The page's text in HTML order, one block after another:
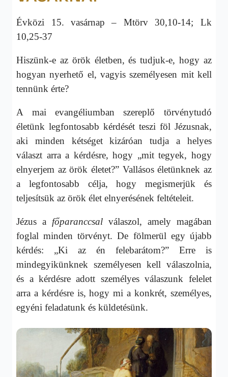
Évközi 15. vasárnap – Mtörv 30,10-14; Lk
10,25-37
Hiszünk-e az örök életben, és tudjuk-e, hogy az
hogyan nyerhető el, vagyis személyesen mit kell
tennünk érte?
A mai evangéliumban szereplő törvénytudó
életünk legfontosabb kérdését teszi föl Jézusnak,
aki minden kétséget kizáróan tudja a helyes
választ arra a kérdésre, hogy „mit tegyek, hogy
elnyerjem az örök életet?” Vallásos életünknek az
a legfontosabb célja, hogy megismerjük és
teljesítsük az örök élet elnyerésének feltételeit.
Jézus a főparanccsal válaszol, amely magában
foglal minden törvényt. De fölmerül egy újabb
kérdés: „Ki az én felebarátom?” Erre is
mindegyikünknek személyesen kell válaszolnia,
és a kérdésre adott személyes válaszunk felelet
arra a kérdésre is, hogy mi a konkrét, személyes,
egyéni feladatunk és küldetésünk.